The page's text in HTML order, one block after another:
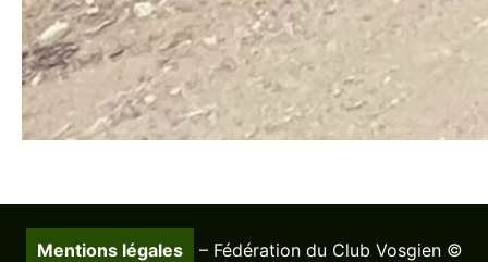
Mentions légales
– Fédération du Club Vosgien ©